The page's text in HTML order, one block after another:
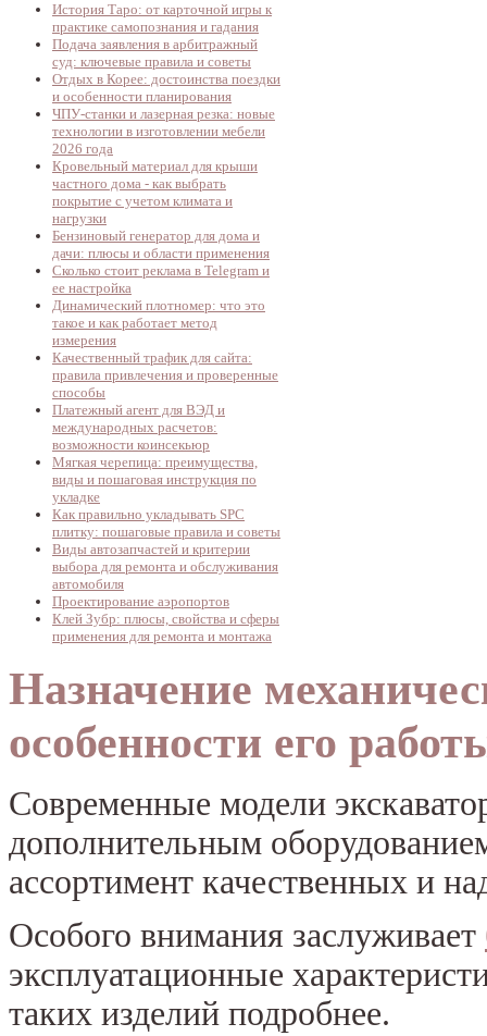
История Таро: от карточной игры к
практике самопознания и гадания
Подача заявления в арбитражный
суд: ключевые правила и советы
Отдых в Корее: достоинства поездки
и особенности планирования
ЧПУ-станки и лазерная резка: новые
технологии в изготовлении мебели
2026 года
Кровельный материал для крыши
частного дома - как выбрать
покрытие с учетом климата и
нагрузки
Бензиновый генератор для дома и
дачи: плюсы и области применения
Сколько стоит реклама в Telegram и
ее настройка
Динамический плотномер: что это
такое и как работает метод
измерения
Качественный трафик для сайта:
правила привлечения и проверенные
способы
Платежный агент для ВЭД и
международных расчетов:
возможности коинсекьюр
Мягкая черепица: преимущества,
виды и пошаговая инструкция по
укладке
Как правильно укладывать SPC
плитку: пошаговые правила и советы
Виды автозапчастей и критерии
выбора для ремонта и обслуживания
автомобиля
Проектирование аэропортов
Клей Зубр: плюсы, свойства и сферы
применения для ремонта и монтажа
Назначение
особенности его
Современные модели
дополнительным
ассортимент качественных и
Особого внимания заслуживает
эксплуатационные
таких изделий подробнее.